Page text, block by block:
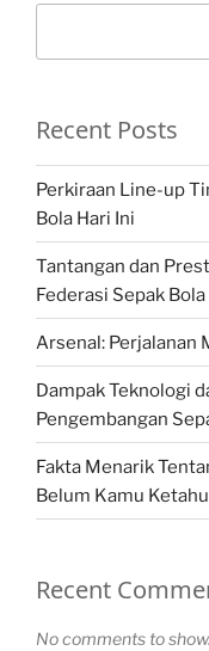
Recent Posts
Perkiraan Line-up
Bola Hari Ini
Tantangan dan
Federasi Sepak
Arsenal: Perjalanan
Dampak Teknologi
Pengembangan
Fakta Menarik
Belum Kamu
Recent
No comments to show.